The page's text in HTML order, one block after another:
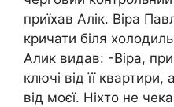
приїхав Алік. Віра
кричати біля
Алик видав: -Віра,
ключі від її
від моєї. Ніхто не